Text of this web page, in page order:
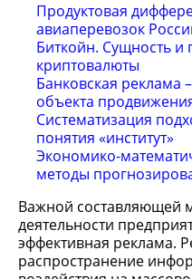
Продуктовая
авиаперевозок
Биткойн. Сущность и
криптовалюты
Банковская реклама
объекта
Систематизация
понятия «институт»
Экономико-
методы
Важной составляющей
деятельности
эффективная реклама.
распространение